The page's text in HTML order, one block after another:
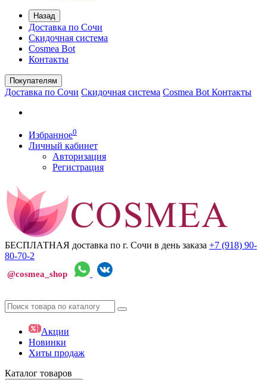
Назад
Доставка по Сочи
Скидочная система
Cosmea Bot
Контакты
Покупателям
Доставка по Сочи Скидочная система Cosmea Bot Контакты
Избранное0
Личный кабинет
Авторизация
Регистрация
БЕСПЛАТНАЯ доставка по г. Сочи в день заказа +7 (918) 90-
80-70-2
@cosmea_shop
Акции
Новинки
Хиты продаж
Каталог товаров